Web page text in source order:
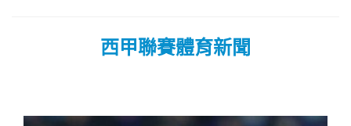
西甲聯賽體育新聞